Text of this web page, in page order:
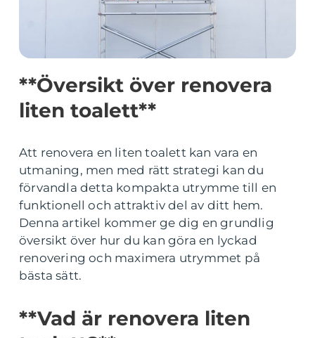
**Översikt över renovera
liten toalett**
Att renovera en liten toalett kan vara en
utmaning, men med rätt strategi kan du
förvandla detta kompakta utrymme till en
funktionell och attraktiv del av ditt hem.
Denna artikel kommer ge dig en grundlig
översikt över hur du kan göra en lyckad
renovering och maximera utrymmet på
bästa sätt.
**Vad är renovera liten